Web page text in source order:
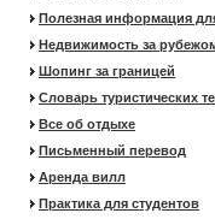
Полезная информация
Недвижимость за
Шопинг за границей
Словарь туристических
Все об отдыхе
Письменный перевод
Аренда вилл
Практика для студентов